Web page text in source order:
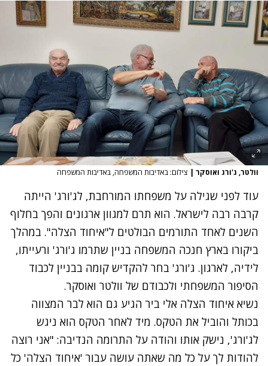
וולטר, ג'ורג ואוסקר | צילום: באדיבות המשפחה, באדיבות המשפחה
עוד לפני שגילה על משפחתו המורחבת, לג'ורג' הייתה
קרבה רבה לישראל. הוא תרם למגוון ארגונים והפך בחלוף
השנים לאחד התורמים הבולטים ל"איחוד הצלה". במהלך
ביקורו בארץ חנכה המשפחה בניין שתרמו ג'ורג' ורעייתו,
לידיה, לארגון. ג'ורג' בחר להקדיש קומה בבניין לכבוד
הסיפור המשפחתי ולכבודם של וולטר ואוסקר.
נשיא איחוד הצלה אלי ביר הגיע גם הוא לבר המצווה
בכותל והוביל את הטקס. מיד לאחר הטקס הוא ניגש
לג'ורג', נישק אותו והודה על התרומה הנדיבה: "אני רוצה
להודות לך על כל מה שאתה עושה עבור 'איחוד הצלה' כל